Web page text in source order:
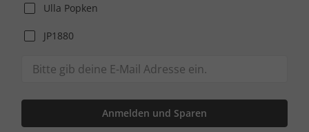
Ulla Popken
JP1880
Anmelden und Sparen